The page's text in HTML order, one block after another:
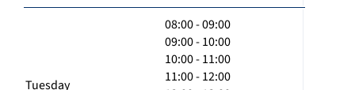
Tuesday
08:00 - 09:00
09:00 - 10:00
10:00 - 11:00
11:00 - 12:00